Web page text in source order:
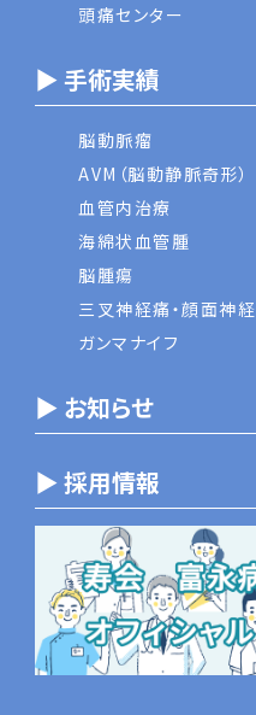
頭痛センター
▶ 手術実績
脳動脈瘤
AVM（脳動静脈奇形）
血管内治療
海綿状血管腫
脳腫瘍
三叉神経痛・顔面神経
ガンマナイフ
▶ お知らせ
▶ 採用情報